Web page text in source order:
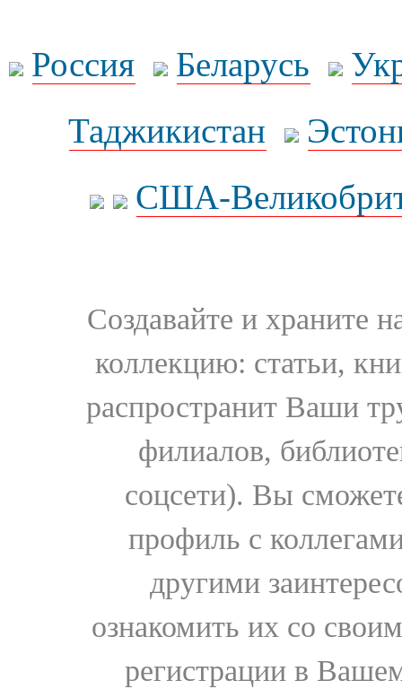
Россия Беларусь
Таджикистан
США-
Создавайте и храните
коллекцию: статьи,
распространит Ваши
филиалов,
соцсети). Вы
профиль с
другими
ознакомить их со
регистрации в